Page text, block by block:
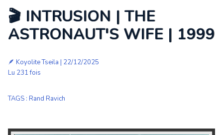
🎬 INTRUSION | THE
ASTRONAUT'S WIFE | 1999
🪶 Koyolite Tseila | 22/12/2025
Lu 231 fois
TAGS : Rand Ravich